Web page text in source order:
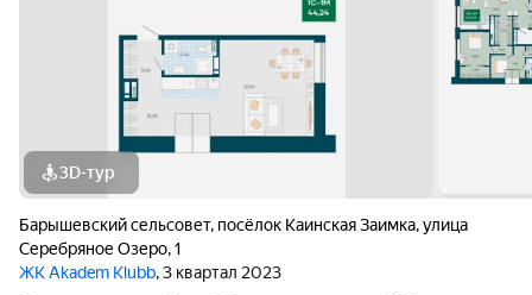
3D-тур
Барышевский сельсовет, посёлок Каинская Заимка,улица
Серебряное Озеро,1
ЖК Akadem Klubb, 3 квартал 2023